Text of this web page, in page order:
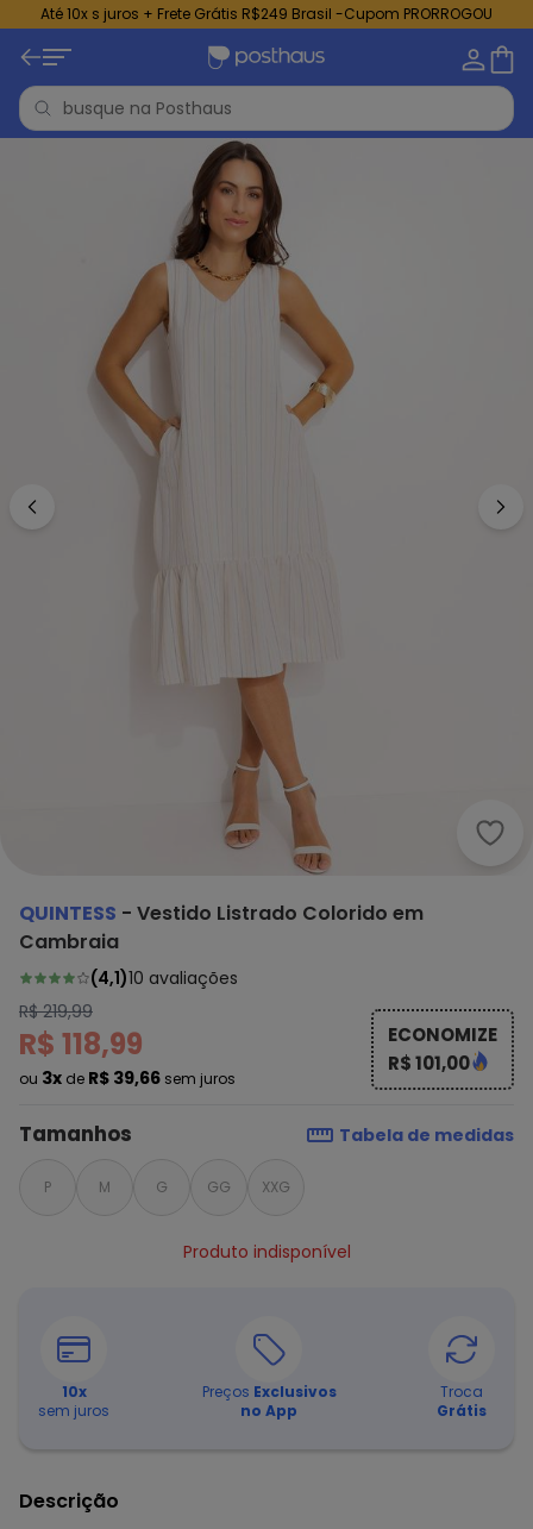
Até 10x s juros + Frete Grátis R$249 Brasil -Cupom PRORROGOU
QUINTESS - Vestido Listrado Colorido em
Cambraia
(4,1)10 avaliações
R$ 219,99
R$ 118,99
ou 3x de R$ 39,66 sem juros
ECONOMIZE
R$ 101,00
Tamanhos Tabela de medidas
P M G GG XXG
Produto indisponível
10x
sem juros
Preços Exclusivos
no App
Troca
Grátis
Descrição